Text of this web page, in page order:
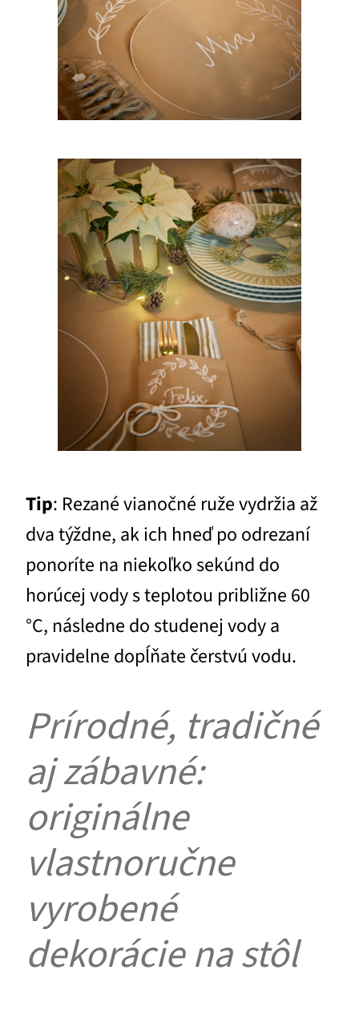
Tip: Rezané vianočné ruže vydržia až
dva týždne, ak ich hneď po odrezaní
ponoríte na niekoľko sekúnd do
horúcej vody s teplotou približne 60
°C, následne do studenej vody a
pravidelne dopĺňate čerstvú vodu.
Prírodné, tradičné
aj zábavné:
originálne
vlastnoručne
vyrobené
dekorácie na stôl